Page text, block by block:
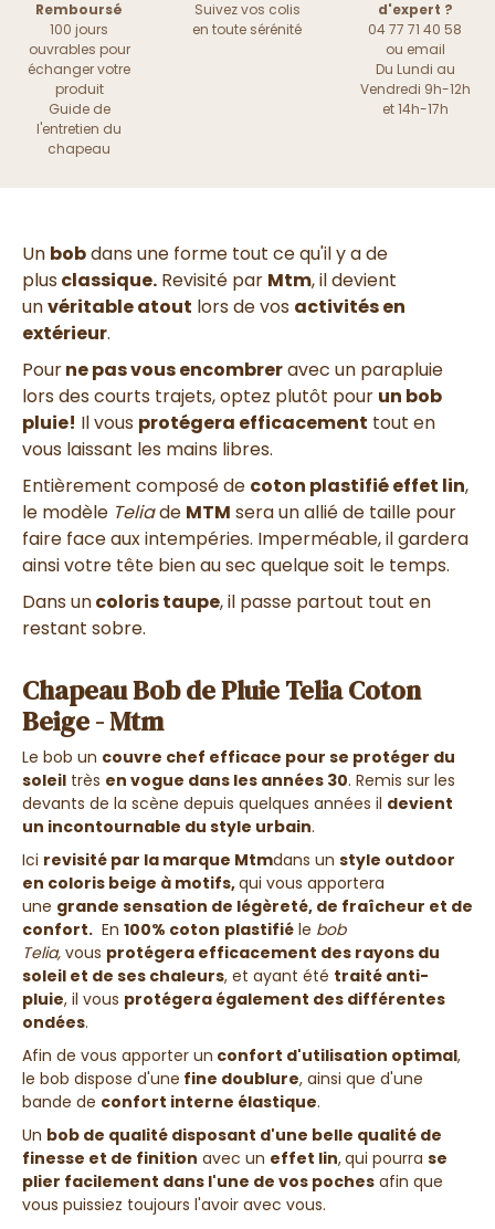
Remboursé
100 jours
ouvrables pour
échanger votre
produit
Guide de
l'entretien du
chapeau
Suivez vos colis
en toute sérénité
d'expert ?
04 77 71 40 58
ou email
Du Lundi au
Vendredi 9h-12h
et 14h-17h
Un bobdans une forme tout ce qu'il y a de
plusclassique. Revisité par Mtm, il devient
unvéritable atout lors de vos activités en
extérieur.
Pourne pas vous encombreravec un parapluie
lors des courts trajets, optez plutôt pour un bob
pluie! Il vous protégera efficacement tout en
vous laissant les mains libres.
Entièrement composé de coton plastifié effet lin,
le modèle Teliade MTM sera un allié de taille pour
faire face aux intempéries. Imperméable, il gardera
ainsi votre tête bien au sec quelque soit le temps.
Dans uncoloris taupe, il passe partout tout en
restant sobre.
Chapeau Bob de Pluie Telia Coton
Beige - Mtm
Le bob un couvre chef efficace pour se protéger du
soleil très en vogue dans les années 30. Remis sur les
devants de la scène depuis quelques années il devient
un incontournable du style urbain.
Ici revisité par la marque Mtmdans un style outdoor
en coloris beige à motifs,qui vous apportera
une grande sensation de légèreté, de fraîcheur et de
confort. En 100% coton plastifié le bob
Telia, vous protégera efficacement des rayons du
soleil et de ses chaleurs, et ayant été traité anti-
pluie, il vous protégera également des différentes
ondées.
Afin de vous apporter un confort d'utilisation optimal,
le bob dispose d'une fine doublure, ainsi que d'une
bande de confort interne élastique.
Un bob de qualité disposant d'une belle qualité de
finesse et de finition avec un effet lin,qui pourra se
plier facilement dans l'une de vos poches afin que
vous puissiez toujours l'avoir avec vous.